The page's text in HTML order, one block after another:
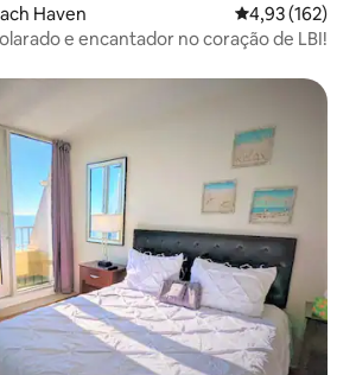
Haven 4,93 de uma
4,93 (162)
e encantador no coração de LBI!